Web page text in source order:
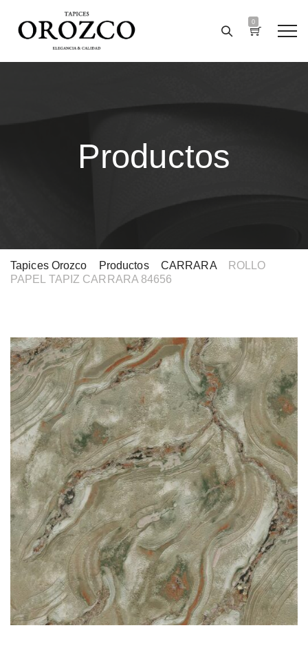
0
Productos
Tapices Orozco Productos> CARRARA>
ROLLO
PAPEL TAPIZ CARRARA 84656